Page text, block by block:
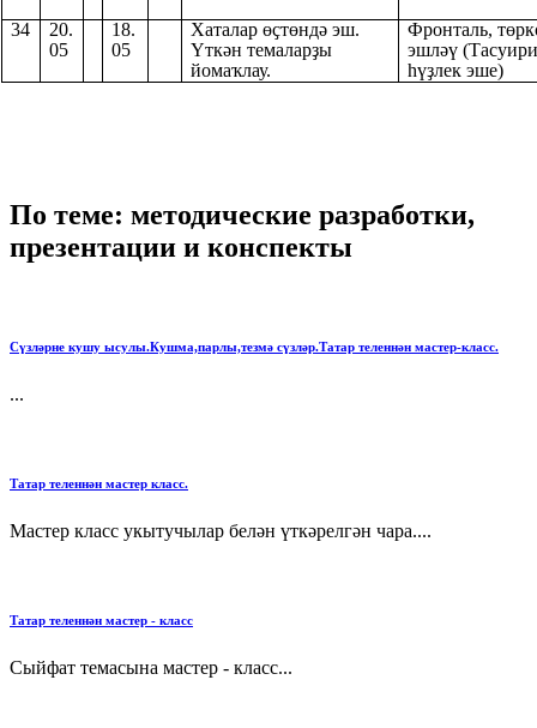
34
20.
05
18.
05
Хаталар өҫтөндә эш.
Үткән темаларҙы
йомаҡлау.
Фронталь,
эшләү
һүҙлек эше)
По теме: методические разработки,
презентации и конспекты
Сүзләрне кушу ысулы.Кушма,парлы,тезмә сүзләр.Татар теленнән мастер-класс.
...
Татар теленнән мастер класс.
Мастер класс укытучылар белән үткәрелгән чара....
Татар теленнән мастер - класс
Сыйфат темасына мастер - класс...